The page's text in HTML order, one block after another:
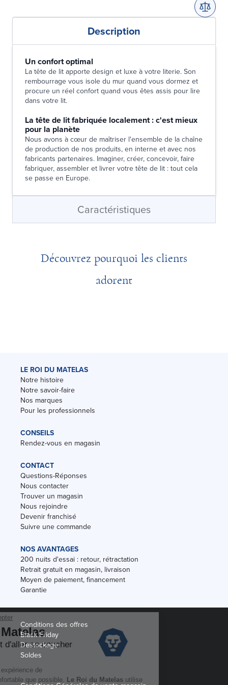
Description
Un confort optimal
La tête de lit apporte design et luxe à votre literie. Son
rembourrage vous isole du mur quand vous dormez et
procure un réel confort quand vous êtes assis pour lire
dans votre lit.
La tête de lit fabriquée localement : c'est mieux
pour la planète
Nous avons à cœur de maîtriser l'ensemble de la chaîne
de production de nos produits, en interne et avec nos
fabricants partenaires. Imaginer, créer, concevoir, faire
fabriquer, assembler et livrer votre tête de lit : tout cela
se passe en Europe.
Caractéristiques
Découvrez pourquoi les clients
adorent
LE ROI DU MATELAS
Notre histoire
Notre savoir-faire
Nos marques
Pour les professionnels
CONSEILS
Rendez-vous en magasin
CONTACT
Questions-Réponses
Nous contacter
Trouver un magasin
Nous rejoindre
Devenir franchisé
Suivre une commande
NOS AVANTAGES
200 nuits d'essai : retour, rétractation
Retrait gratuit en magasin, livraison
Moyen de paiement, financement
Garantie
Conditions des offres
Black Friday
Destockage
Soldes